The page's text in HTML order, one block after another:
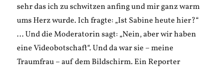
sehr das ich zu schwitzen anfing und mir ganz warm
ums Herz wurde. Ich fragte: „Ist Sabine heute hier?“
… Und die Moderatorin sagt: „Nein, aber wir haben
eine Videobotschaft“. Und da war sie – meine
Traumfrau – auf dem Bildschirm. Ein Reporter